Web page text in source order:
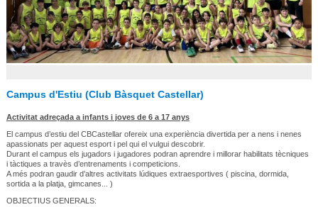
Campus d'Estiu (Club Bàsquet Castellar)
Activitat adreçada a infants i joves de 6 a 17 anys
El campus d’estiu del CBCastellar ofereix una experiència divertida per a nens i nenes
apassionats per aquest esport i pel qui el vulgui descobrir.
Durant el campus els jugadors i jugadores podran aprendre i millorar habilitats tècniques
i tàctiques a travès d’entrenaments i competicions.
A més podran gaudir d’altres activitats lúdiques extraesportives ( piscina, dormida,
sortida a la platja, gimcanes... )
OBJECTIUS GENERALS: